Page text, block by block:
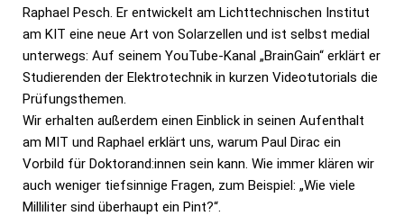
Raphael Pesch. Er entwickelt am Lichttechnischen Institut
am KIT eine neue Art von Solarzellen und ist selbst medial
unterwegs: Auf seinem YouTube-Kanal „BrainGain“ erklärt er
Studierenden der Elektrotechnik in kurzen Videotutorials die
Prüfungsthemen.
Wir erhalten außerdem einen Einblick in seinen Aufenthalt
am MIT und Raphael erklärt uns, warum Paul Dirac ein
Vorbild für Doktorand:innen sein kann. Wie immer klären wir
auch weniger tiefsinnige Fragen, zum Beispiel: „Wie viele
Milliliter sind überhaupt ein Pint?“.